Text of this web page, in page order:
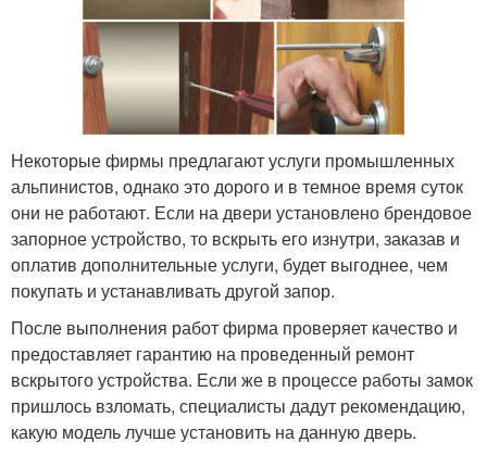
Некоторые фирмы предлагают услуги промышленных
альпинистов, однако это дорого и в темное время суток
они не работают. Если на двери установлено брендовое
запорное устройство, то вскрыть его изнутри, заказав и
оплатив дополнительные услуги, будет выгоднее, чем
покупать и устанавливать другой запор.
После выполнения работ фирма проверяет качество и
предоставляет гарантию на проведенный ремонт
вскрытого устройства. Если же в процессе работы замок
пришлось взломать, специалисты дадут рекомендацию,
какую модель лучше установить на данную дверь.